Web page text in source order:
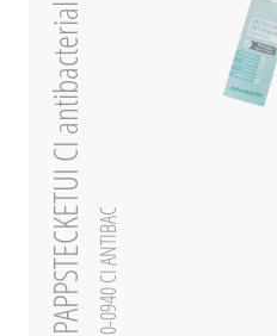
PAPPSTECKETUI CI antibacterial0-0940 CI ANTIBAC